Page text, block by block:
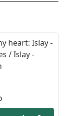
heart: Islay -
/ Islay -